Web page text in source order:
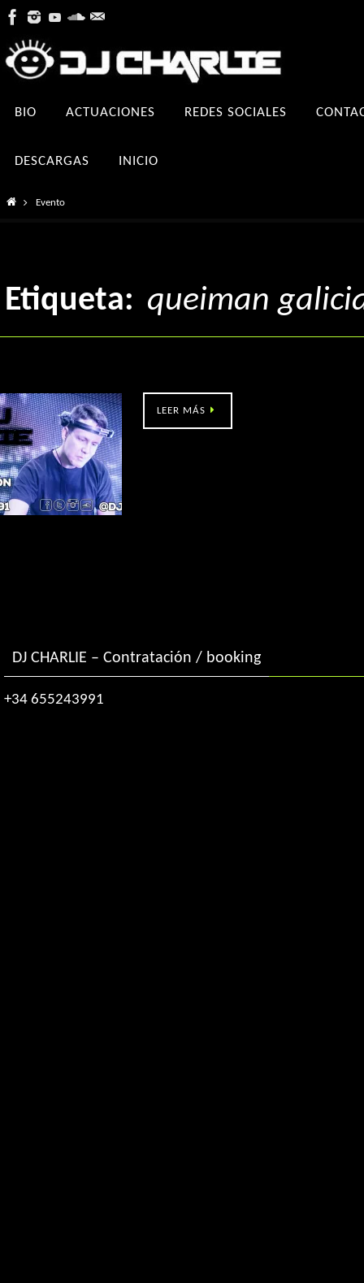
contenido
BIO ACTUACIONES REDES SOCIALES
DESCARGAS INICIO
InicioEvento
Etiqueta: queiman
LEER MÁS
DJ CHARLIE – Contratación / booking
+34 655243991